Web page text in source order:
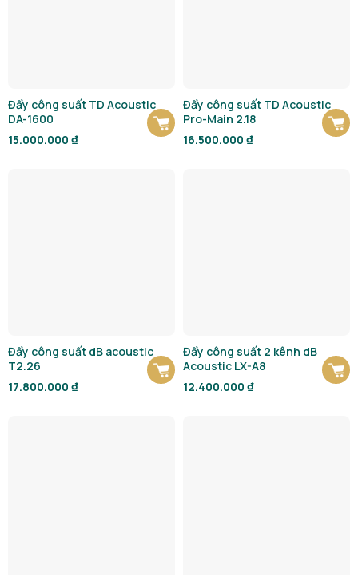
Đẩy công suất TD Acoustic
DA-1600
15.000.000 ₫
Đẩy công suất TD Acoustic
Pro-Main 2.18
16.500.000 ₫
Đẩy công suất dB acoustic
T2.26
17.800.000 ₫
Đẩy công suất 2 kênh dB
Acoustic LX-A8
12.400.000 ₫